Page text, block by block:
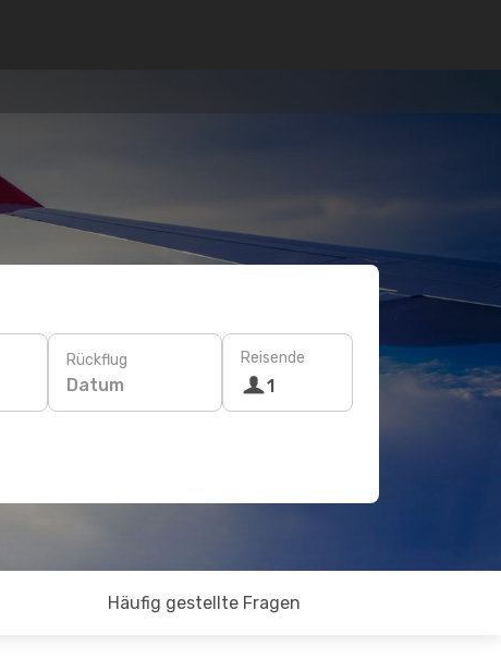
Rückflug
Datum
Reisende
1
Häufig gestellte Fragen